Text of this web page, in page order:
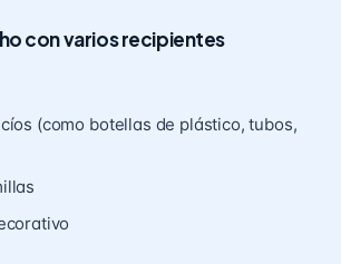
con varios recipientes
(como botellas de plástico, tubos,